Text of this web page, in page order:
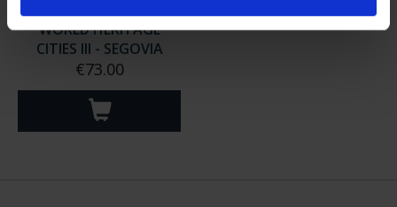
WORLD HERITAGE
CITIES III - SEGOVIA
€73.00